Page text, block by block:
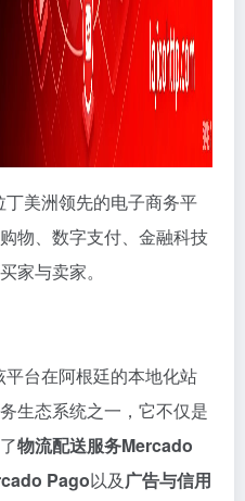
美洲领先的电子商务平
物、数字支付、金融科技
家与卖家。
台在阿根廷的本地化站
生态系统之一，它不仅是
物流配送服务Mercado
Pago以及广告与信用